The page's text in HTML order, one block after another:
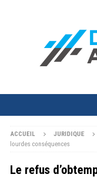
ACCUEIL JURIDIQUE
lourdes conséquences
Le refus